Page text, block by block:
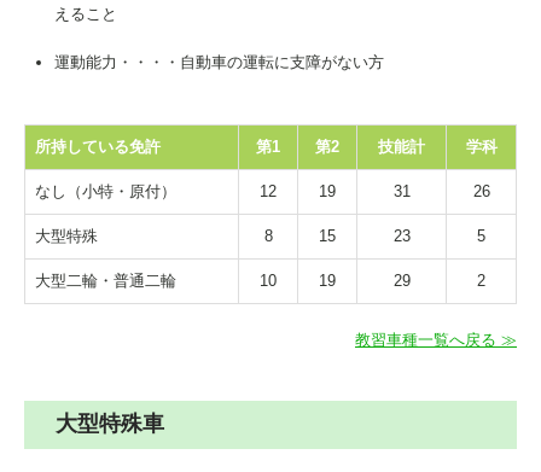
えること
運動能力・・・・自動車の運転に支障がない方
所持している免許 第1 第2 技能計 学科
なし（小特・原付） 12 19 31 26
大型特殊 8 15 23 5
大型二輪・普通二輪 10 19 29 2
教習車種一覧へ戻る ≫
大型特殊車